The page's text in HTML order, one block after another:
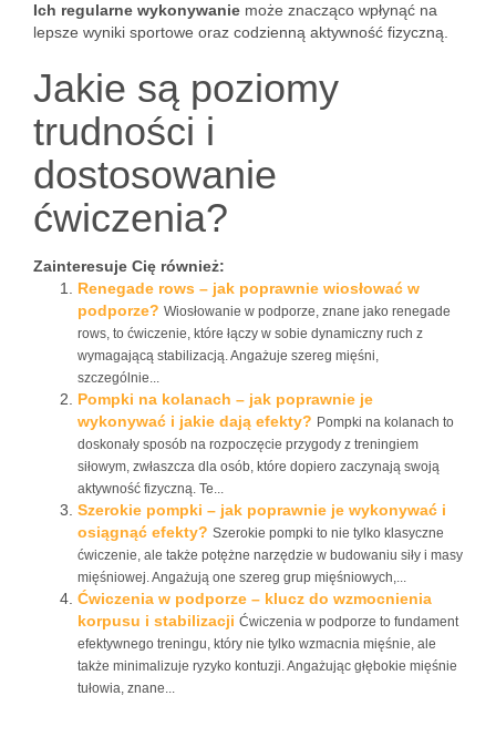
Ich regularne wykonywanie może znacząco wpłynąć na
lepsze wyniki sportowe oraz codzienną aktywność fizyczną.
Jakie są poziomy
trudności i
dostosowanie
ćwiczenia?
Zainteresuje Cię również:
Renegade rows – jak poprawnie wiosłować w
podporze? Wiosłowanie w podporze, znane jako renegade
rows, to ćwiczenie, które łączy w sobie dynamiczny ruch z
wymagającą stabilizacją. Angażuje szereg mięśni,
szczególnie...
Pompki na kolanach – jak poprawnie je
wykonywać i jakie dają efekty? Pompki na kolanach to
doskonały sposób na rozpoczęcie przygody z treningiem
siłowym, zwłaszcza dla osób, które dopiero zaczynają swoją
aktywność fizyczną. Te...
Szerokie pompki – jak poprawnie je wykonywać i
osiągnąć efekty? Szerokie pompki to nie tylko klasyczne
ćwiczenie, ale także potężne narzędzie w budowaniu siły i masy
mięśniowej. Angażują one szereg grup mięśniowych,...
Ćwiczenia w podporze – klucz do wzmocnienia
korpusu i stabilizacji Ćwiczenia w podporze to fundament
efektywnego treningu, który nie tylko wzmacnia mięśnie, ale
także minimalizuje ryzyko kontuzji. Angażując głębokie mięśnie
tułowia, znane...